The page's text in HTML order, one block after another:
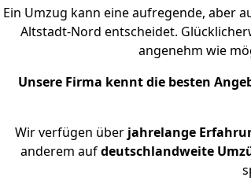
Ein Umzug kann eine aufregende, aber
Altstadt-Nord entscheidet.
angenehm wie
Unsere Firma kennt die besten
Wir verfügen über jahrelange
anderem aufdeutschlandweite